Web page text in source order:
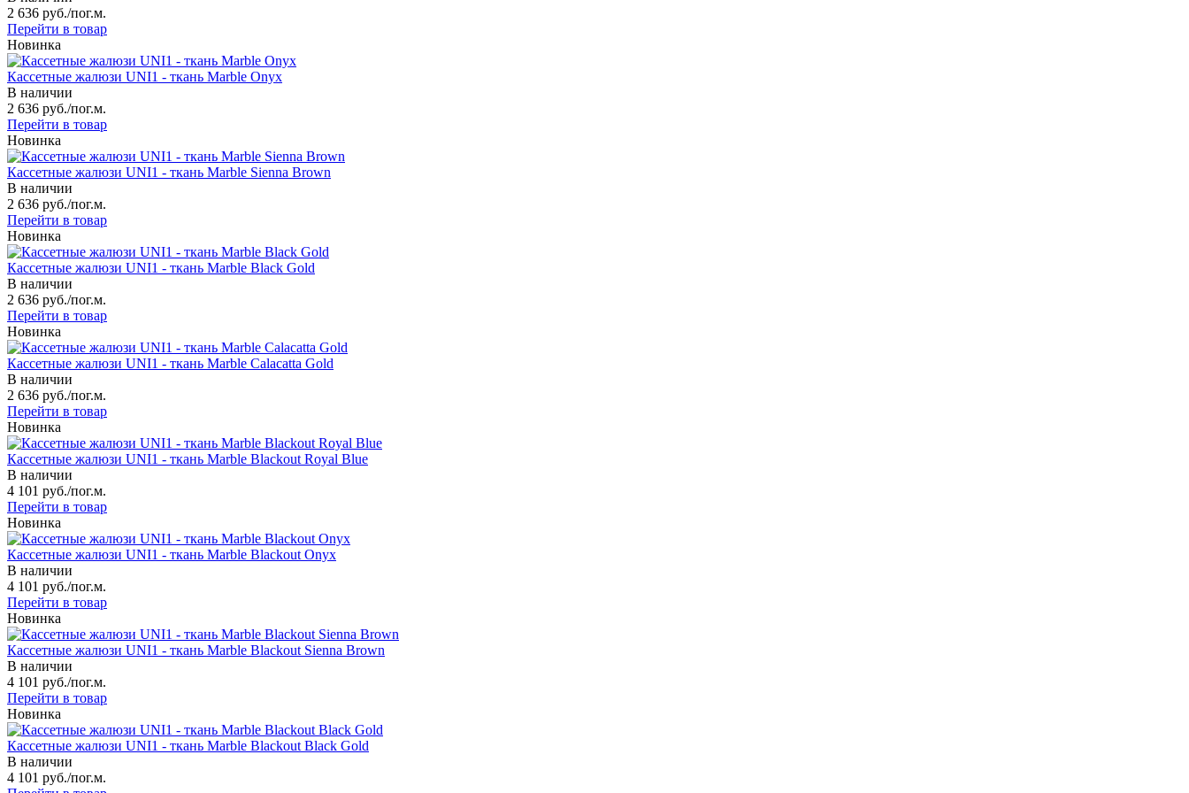
2 636 руб./пог.м.
Перейти в товар
Новинка
Кассетные жалюзи UNI1 - ткань Marble Onyx
В наличии
2 636 руб./пог.м.
Перейти в товар
Новинка
Кассетные жалюзи UNI1 - ткань Marble Sienna Brown
В наличии
2 636 руб./пог.м.
Перейти в товар
Новинка
Кассетные жалюзи UNI1 - ткань Marble Black Gold
В наличии
2 636 руб./пог.м.
Перейти в товар
Новинка
Кассетные жалюзи UNI1 - ткань Marble Calacatta Gold
В наличии
2 636 руб./пог.м.
Перейти в товар
Новинка
Кассетные жалюзи UNI1 - ткань Marble Blackout Royal Blue
В наличии
4 101 руб./пог.м.
Перейти в товар
Новинка
Кассетные жалюзи UNI1 - ткань Marble Blackout Onyx
В наличии
4 101 руб./пог.м.
Перейти в товар
Новинка
Кассетные жалюзи UNI1 - ткань Marble Blackout Sienna Brown
В наличии
4 101 руб./пог.м.
Перейти в товар
Новинка
Кассетные жалюзи UNI1 - ткань Marble Blackout Black Gold
В наличии
4 101 руб./пог.м.